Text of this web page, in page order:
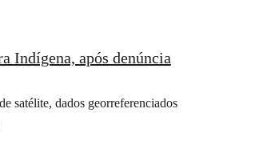
Indígena, após denúncia
satélite, dados georreferenciados